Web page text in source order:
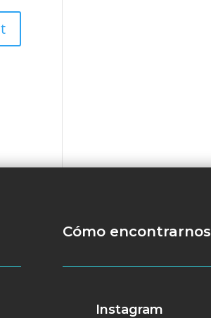
Cómo encontrarnos
Instagram